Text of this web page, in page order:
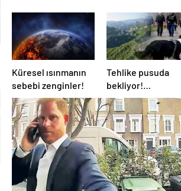
Küresel ısınmanın
sebebi zenginler!
Tehlike pusuda
bekliyor!
Almanya’da
distemper virüsü
yayılıyor: Çoğu
kurtarılamayacak!